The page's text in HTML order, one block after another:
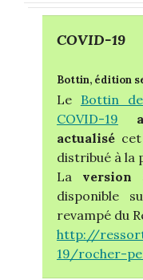
COVID-19
Bottin, édition
Le Bottin
COVID-19 a
actualisé
distribué à la
La version
disponible
revampé du
http://
19/rocher-